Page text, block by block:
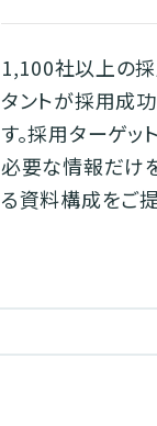
1,100社以上の採
タントが採用成
す。採用ターゲッ
必要な情報だけ
る資料構成をご提